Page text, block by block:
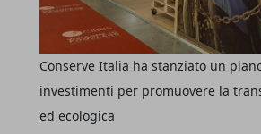
Conserve Italia ha stanziato un
investimenti per promuovere la
ed ecologica